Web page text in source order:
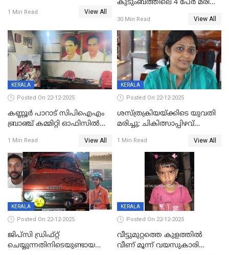
1 Min Read View All
കുടുംബത്തിലെ 4 പേർ മരിച്ച
30 Min Read View All
KERALA
Posted On 22-12-2025
കണ്ണൂർ പാറാട് സിപിഐഎം
ബ്രാഞ്ച് കമ്മിറ്റി ഓഫിസിൽ
ചിത്രങ്ങളടക്കം കത്തിയ
നിലയിൽ
1 Min Read View All
KERALA
Posted On 22-12-2025
ശസ്ത്രക്രിയയ്‌ക്കിടെ യുവതി
മരിച്ചു; ചികിത്സാപ്പിഴവ്
സംഭവം മാവേലിക്കരയിൽ
1 Min Read View All
KERALA
Posted On 22-12-2025
ജിപ്സി ഡ്രിഫ്റ്റ്
ചെയ്യുന്നതിനിടെയുണ്ടായ
KERALA
Posted On 22-12-2025
വീട്ടുമുറ്റത്തെ കുളത്തിൽ
വീണ് മൂന്ന് വയസുകാരി